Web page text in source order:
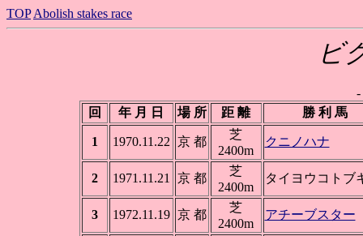
TOP Abolish stakes race
ビ
-
回
年 月 日 場 所 距 離 勝 利 馬
1 1970.11.22 京 都
芝
2400m
クニノハナ
2 1971.11.21 京 都
芝
2400m
タイヨウコトブ
3 1972.11.19 京 都
芝
2400m
アチーブスター